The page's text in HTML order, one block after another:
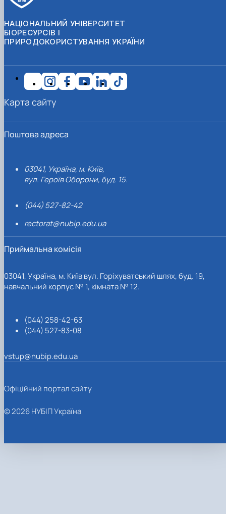
НАЦІОНАЛЬНИЙ УНІВЕРСИТЕТ
БІОРЕСУРСІВ І
ПРИРОДОКОРИСТУВАННЯ УКРАЇНИ
Поштова адреса
03041, Україна, м. Київ,
вул. Героїв Оборони, буд. 15.
(044) 527-82-42
rectorat@nubip.edu.ua
Приймальна комісія
03041, Україна, м. Київ вул. Горіхуватський шлях, буд. 19,
навчальний корпус № 1, кімната № 12.
(044) 258-42-63
(044) 527-83-08
vstup@nubip.edu.ua
Карта сайту
Офіційний портал сайту
© 2026 НУБІП Україна